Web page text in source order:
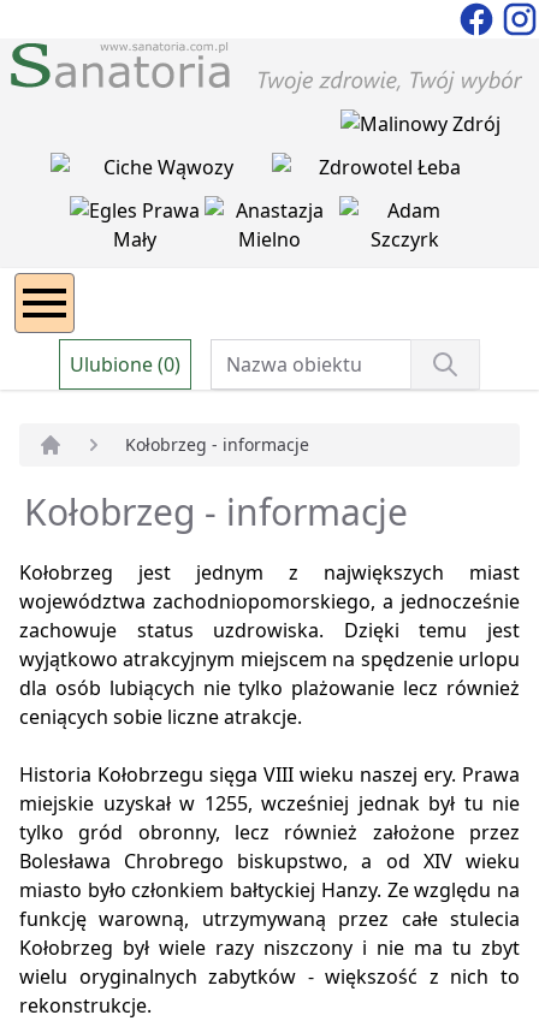
Ulubione (0)
Kołobrzeg - informacje
Kołobrzeg - informacje
Kołobrzeg jest jednym z największych miast
województwa zachodniopomorskiego, a jednocześnie
zachowuje status uzdrowiska. Dzięki temu jest
wyjątkowo atrakcyjnym miejscem na spędzenie urlopu
dla osób lubiących nie tylko plażowanie lecz również
ceniących sobie liczne atrakcje.
Historia Kołobrzegu sięga VIII wieku naszej ery. Prawa
miejskie uzyskał w 1255, wcześniej jednak był tu nie
tylko gród obronny, lecz również założone przez
Bolesława Chrobrego biskupstwo, a od XIV wieku
miasto było członkiem bałtyckiej Hanzy. Ze względu na
funkcję warowną, utrzymywaną przez całe stulecia
Kołobrzeg był wiele razy niszczony i nie ma tu zbyt
wielu oryginalnych zabytków - większość z nich to
rekonstrukcje.